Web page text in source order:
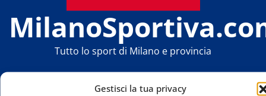
Gestisci la tua privacy
Tutto lo sport di Milano e provincia